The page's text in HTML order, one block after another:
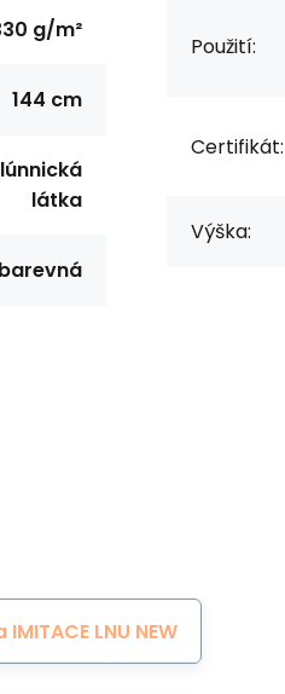
g/m²
144 cm
látka
Použití:
Certifikát:
Výška:
LNU NEW